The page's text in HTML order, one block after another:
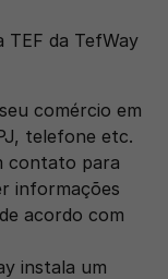
TEF da TefWay
comércio em
telefone etc.
contato para
informações
acordo com
instala um